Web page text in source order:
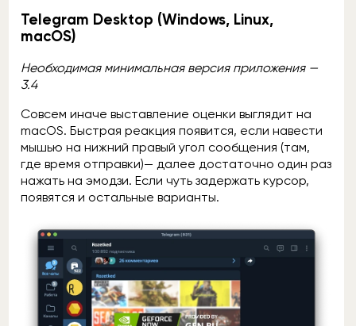
Telegram Desktop (Windows, Linux,
macOS)
Необходимая минимальная версия приложения —
3.4
Совсем иначе выставление оценки выглядит на
macOS. Быстрая реакция появится, если навести
мышью на нижний правый угол сообщения (там,
где время отправки)— далее достаточно один раз
нажать на эмодзи. Если чуть задержать курсор,
появятся и остальные варианты.